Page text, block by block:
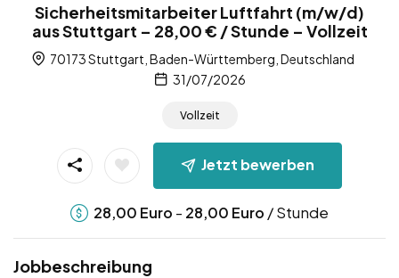
Sicherheitsmitarbeiter Luftfahrt (m/w/d)
aus Stuttgart – 28,00 € / Stunde – Vollzeit
70173 Stuttgart, Baden-Württemberg, Deutschland
31/07/2026
Vollzeit
Jetzt bewerben
28,00 Euro - 28,00 Euro / Stunde
Jobbeschreibung